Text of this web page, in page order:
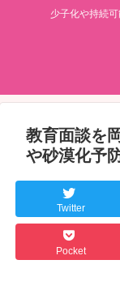
少子化や持続
教育面談を
や砂漠化予
Twitter
Pocket